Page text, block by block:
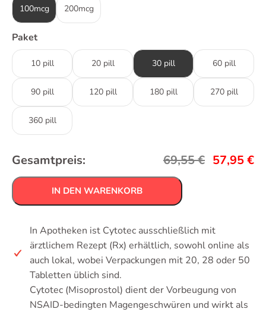
100mcg 200mcg
Paket
10 pill 20 pill 30 pill 60 pill
90 pill 120 pill 180 pill 270 pill
360 pill
Gesamtpreis: 69,55€ 57,95€
IN DEN WARENKORB
In Apotheken ist Cytotec ausschließlich mit
ärztlichem Rezept (Rx) erhältlich, sowohl online als
auch lokal, wobei Verpackungen mit 20, 28 oder 50
Tabletten üblich sind.
Cytotec (Misoprostol) dient der Vorbeugung von
NSAID-bedingten Magengeschwüren und wirkt als